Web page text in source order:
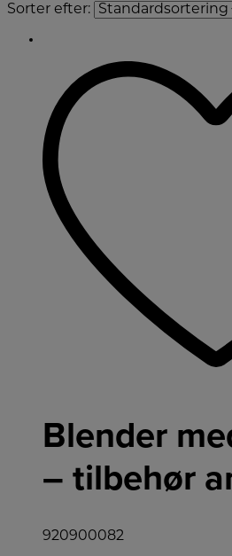
Sorter efter:
Blender
– tilbehør
920900082